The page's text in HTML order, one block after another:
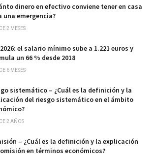
dinero en efectivo conviene tener en casa
una emergencia?
2 MESES
el salario mínimo sube a 1.221 euros y
un 66 % desde 2018
6 MESES
sistemático – ¿Cuál es la definición y la
del riesgo sistemático en el ámbito
2 AÑOS
– ¿Cuál es la definición y la explicación
en términos económicos?